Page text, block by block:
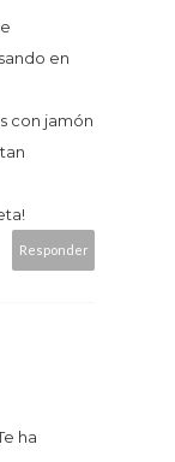
en
con jamón
Responder
ha